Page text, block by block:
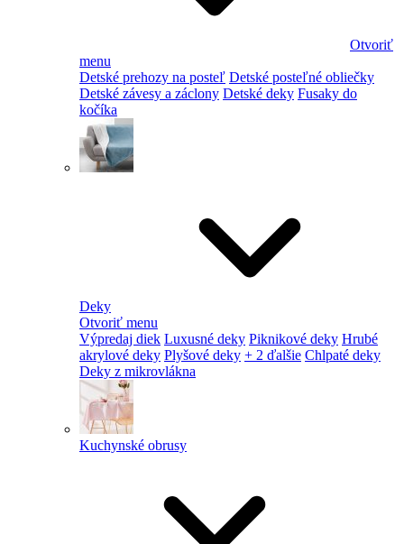
Otvoriť
menu
Detské prehozy na posteľ Detské posteľné obliečky
Detské závesy a záclony Detské deky Fusaky do
kočíka
Deky
Otvoriť menu
Výpredaj diek Luxusné deky Piknikové deky Hrubé
akrylové deky Plyšové deky + 2 ďalšie Chlpaté deky
Deky z mikrovlákna
Kuchynské obrusy